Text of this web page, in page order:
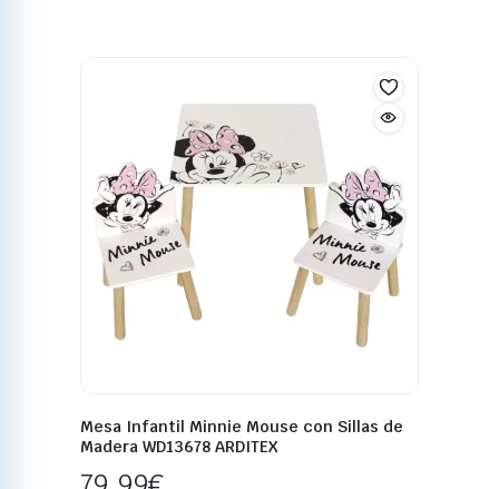
Mesa Infantil Minnie Mouse con Sillas de
Madera WD13678 ARDITEX